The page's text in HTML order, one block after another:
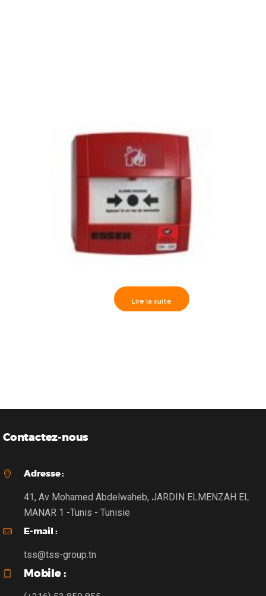
Lire la suite
Contactez-nous
Adresse :
41, Av Mohamed Abdelwaheb, JARDIN ELMENZAH EL
MANAR 1 -Tunis - Tunisie
E-mail :
tss@tss-group.tn
Mobile :